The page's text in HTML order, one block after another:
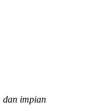
dan impian